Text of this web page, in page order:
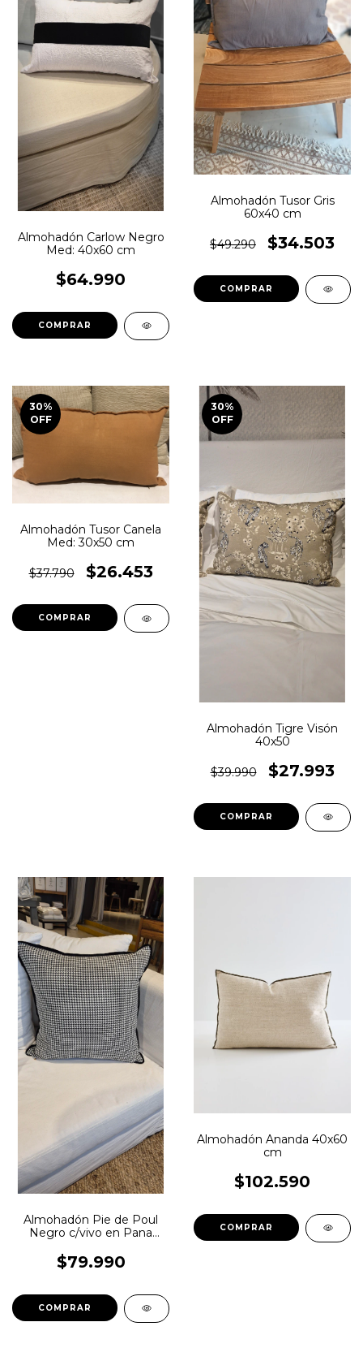
Almohadón Carlow Negro
Med: 40x60 cm
$64.990
Almohadón Tusor Gris
60x40 cm
$49.290 $34.503
30%
OFF
Almohadón Tusor Canela
Med: 30x50 cm
$37.790 $26.453
30%
OFF
Almohadón Tigre Visón
40x50
$39.990 $27.993
Almohadón Pie de Poul
Negro c/vivo en Pana
$79.990
Almohadón Ananda 40x60
cm
$102.590